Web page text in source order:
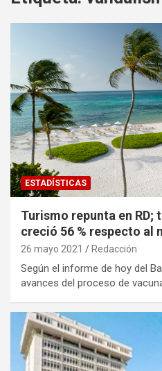
ESTADÍSTICAS
Turismo repunta en
creció 56 % respecto al
26 mayo 2021 Redacción
Según el informe de hoy del
avances del proceso de